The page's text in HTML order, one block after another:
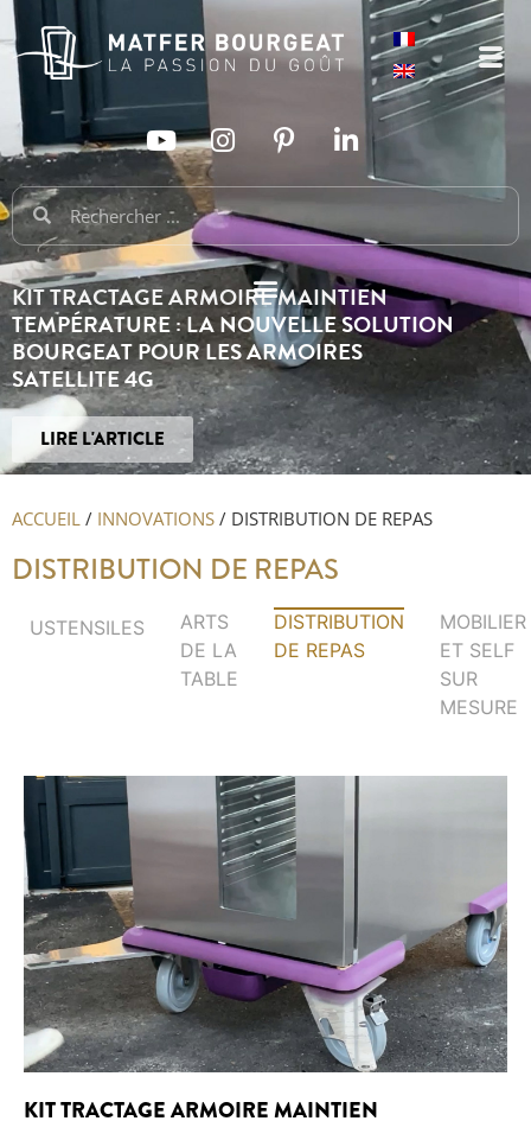
KIT TRACTAGE ARMOIRE MAINTIEN
TEMPÉRATURE : LA NOUVELLE SOLUTION
BOURGEAT POUR LES ARMOIRES
SATELLITE 4G
LIRE L'ARTICLE
ACCUEIL / INNOVATIONS / DISTRIBUTION DE REPAS
DISTRIBUTION DE REPAS
USTENSILES
ARTS
DE LA
TABLE
DISTRIBUTION
DE REPAS
MOBILIER
ET SELF
SUR
MESURE
KIT TRACTAGE ARMOIRE MAINTIEN